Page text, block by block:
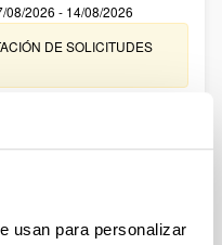
usan para personalizar
08/2026 - 14/08/2026
DE SOLICITUDES
y renovación de
en la
listado provisional de
03/2026: Relación